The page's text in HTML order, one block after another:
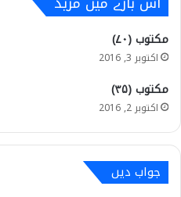
مکتوب (۷۰)
اکتوبر 3, 2016
مکتوب (۳۵)
اکتوبر 2, 2016
جواب دیں